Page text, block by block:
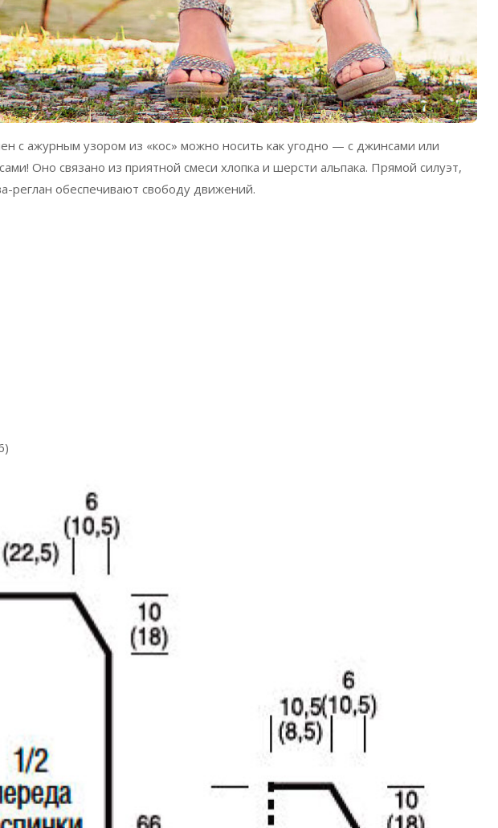
с ажурным узором из «кос» можно носить как угодно — с джинсами или
Оно связано из приятной смеси хлопка и шерсти альпака. Прямой силуэт,
реглан обеспечивают свободу движений.